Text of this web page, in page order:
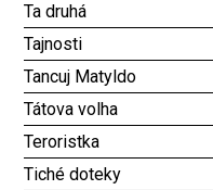
Ta druhá
Tajnosti
Tancuj Matyldo
Tátova volha
Teroristka
Tiché doteky